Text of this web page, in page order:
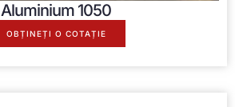
Aluminium 1050
OBȚINEȚI O COTAȚIE